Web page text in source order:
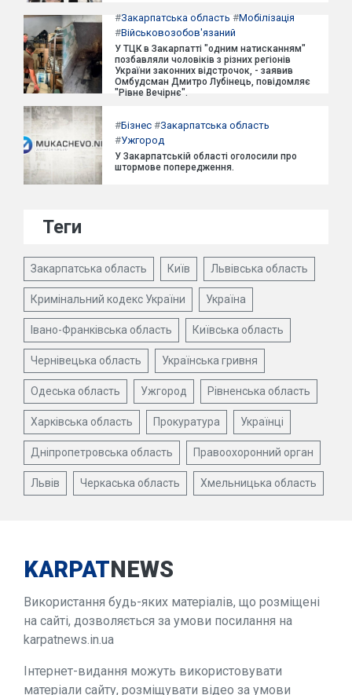
#Закарпатська область #Мобілізація
#Військовозобов'язаний
У ТЦК в Закарпатті "одним натисканням"
позбавляли чоловіків з різних регіонів
України законних відстрочок, - заявив
Омбудсман Дмитро Лубінець, повідомляє
"Рівне Вечірнє".
#Бізнес #Закарпатська область
#Ужгород
У Закарпатській області оголосили про
штормове попередження.
Теги
Закарпатська область Київ Львівська область
Кримінальний кодекс України Україна
Івано-Франківська область Київська область
Чернівецька область Українська гривня
Одеська область Ужгород Рівненська область
Харківська область Прокуратура Українці
Дніпропетровська область Правоохоронний орган
Львів Черкаська область Хмельницька область
KARPATNEWS
Використання будь-яких матеріалів, що розміщені
на сайті, дозволяється за умови посилання на
karpatnews.in.ua
Інтернет-видання можуть використовувати
матеріали сайту, розміщувати відео за умови